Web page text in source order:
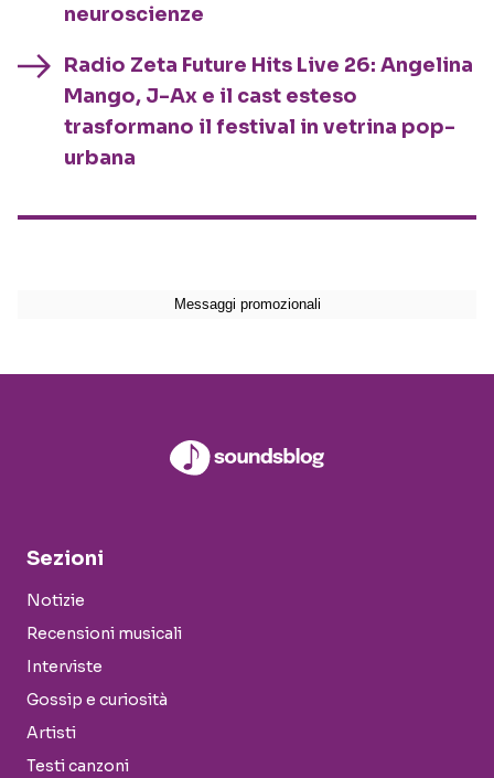
neuroscienze
Radio Zeta Future Hits Live 26: Angelina
Mango, J-Ax e il cast esteso
trasformano il festival in vetrina pop-
urbana
Sezioni
Notizie
Recensioni musicali
Interviste
Gossip e curiosità
Artisti
Testi canzoni